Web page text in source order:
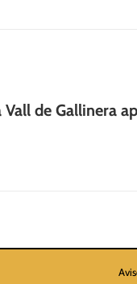
Vall de Gallinera